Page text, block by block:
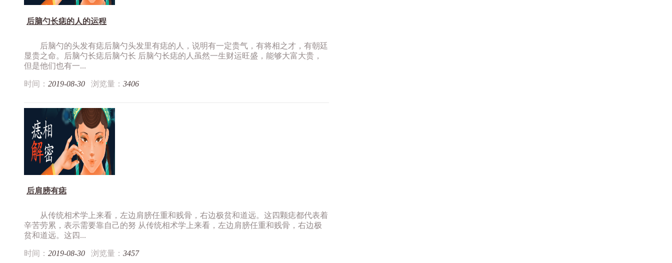
后脑勺长痣的人的运程
后脑勺的头发有痣后脑勺头发里有痣的人，说明有一定贵气，有将相之才，有朝廷
显贵之命。后脑勺长痣后脑勺长 后脑勺长痣的人虽然一生财运旺盛，能够大富大贵，
但是他们也有一...
时间： 2019-08-30 浏览量： 3406
后肩膀有痣
从传统相术学上来看，左边肩膀任重和贱骨，右边极贫和道远。这四颗痣都代表着
辛苦劳累，表示需要靠自己的努 从传统相术学上来看，左边肩膀任重和贱骨，右边极
贫和道远。这四...
时间： 2019-08-30 浏览量： 3457